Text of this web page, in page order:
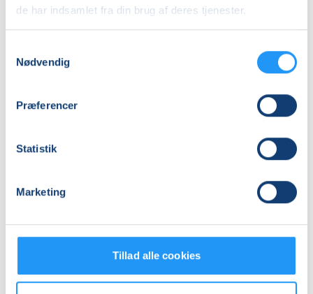
de har indsamlet fra din brug af deres tjenester.
Nødvendig
Præferencer
Statistik
Marketing
Tillad alle cookies
Hadsund Sundhedscenter, Vestergade 4, 9560
Hadsund(Salen)
Relaterede hold